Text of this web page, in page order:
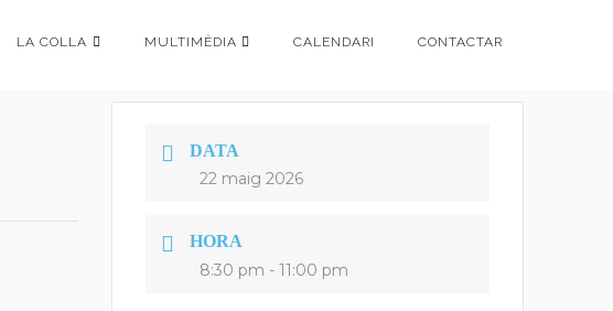
LA COLLA MULTIMÈDIA CALENDARI CONTACTAR
DATA
22 maig 2026
HORA
8:30 pm - 11:00 pm